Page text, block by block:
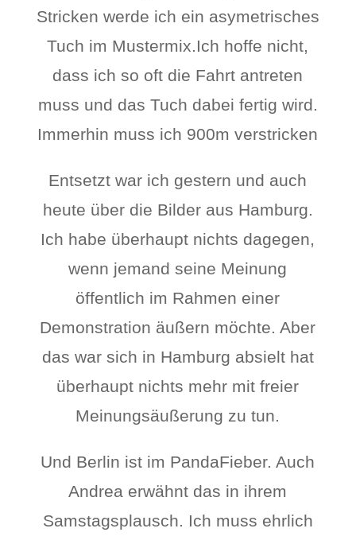
Stricken werde ich ein asymetrisches
Tuch im Mustermix.Ich hoffe nicht,
dass ich so oft die Fahrt antreten
muss und das Tuch dabei fertig wird.
Immerhin muss ich 900m verstricken
Entsetzt war ich gestern und auch
heute über die Bilder aus Hamburg.
Ich habe überhaupt nichts dagegen,
wenn jemand seine Meinung
öffentlich im Rahmen einer
Demonstration äußern möchte. Aber
das war sich in Hamburg absielt hat
überhaupt nichts mehr mit freier
Meinungsäußerung zu tun.
Und Berlin ist im PandaFieber. Auch
Andrea erwähnt das in ihrem
Samstagsplausch. Ich muss ehrlich